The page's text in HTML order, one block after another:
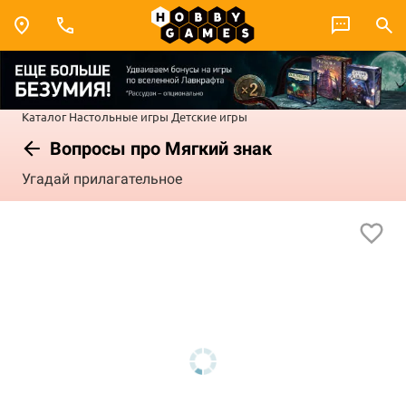
Каталог Настольные игры Детские игры
Вопросы про Мягкий знак
Угадай прилагательное